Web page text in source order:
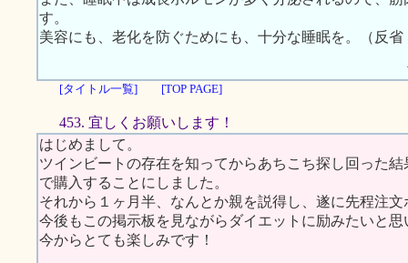
す。
美容にも、老化を防ぐためにも、十分な睡眠を。（反省
[タイトル一覧]
[TOP PAGE]
453. 宜しくお願いします！
はじめまして。
ツインビートの存在を知ってからあちこち探し回った
で購入することにしました。
それから１ヶ月半、なんとか親を説得し、遂に先程注
今後もこの掲示板を見ながらダイエットに励みたいと思
今からとても楽しみです！